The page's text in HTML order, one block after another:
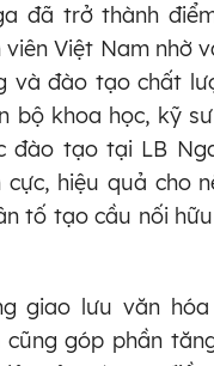
đã trở thành
viên Việt Nam nhờ
và đào tạo chất
bộ khoa học, kỹ
đào tạo tại LB
hiệu quả cho
tố tạo cầu nối
giao lưu văn
góp phần